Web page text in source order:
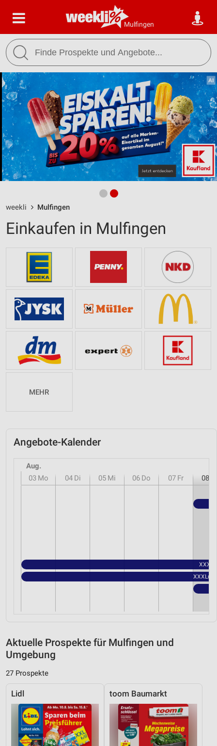
Mulfingen
weekli Mulfingen
Einkaufen in Mulfingen
MEHR
Angebote-Kalender
Aug.
03 Mo 04 Di 05 Mi 06 Do 07 Fr 08
XXXLutz
Aktuelle Prospekte für Mulfingen und
Umgebung
27 Prospekte
Lidl toom Baumarkt